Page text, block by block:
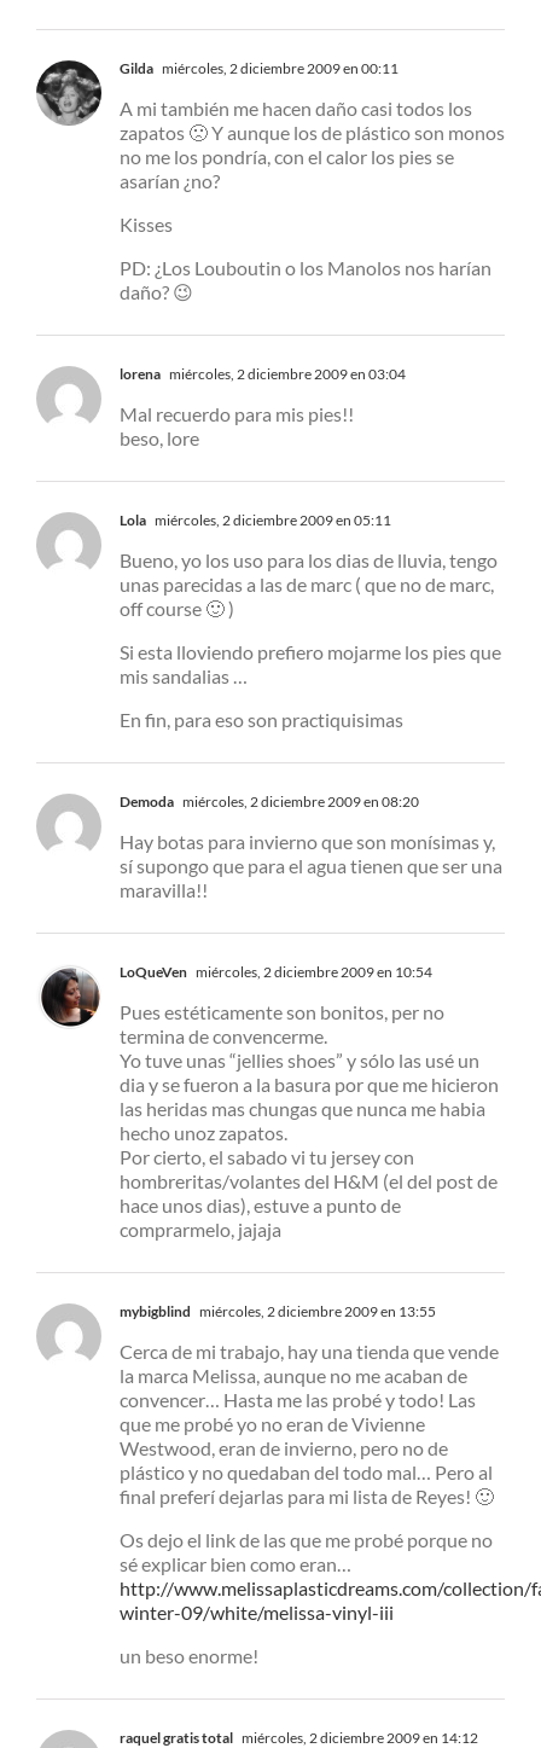
Gilda miércoles, 2 diciembre 2009 en 00:11
A mi también me hacen daño casi todos los
zapatos 🙁 Y aunque los de plástico son monos
no me los pondría, con el calor los pies se
asarían ¿no?
Kisses
PD: ¿Los Louboutin o los Manolos nos harían
daño? 😉
lorena miércoles, 2 diciembre 2009 en 03:04
Mal recuerdo para mis pies!!
beso, lore
Lola miércoles, 2 diciembre 2009 en 05:11
Bueno, yo los uso para los dias de lluvia, tengo
unas parecidas a las de marc ( que no de marc,
off course 🙂 )
Si esta lloviendo prefiero mojarme los pies que
mis sandalias …
En fin, para eso son practiquisimas
Demoda miércoles, 2 diciembre 2009 en 08:20
Hay botas para invierno que son monísimas y,
sí supongo que para el agua tienen que ser una
maravilla!!
LoQueVen miércoles, 2 diciembre 2009 en 10:54
Pues estéticamente son bonitos, per no
termina de convencerme.
Yo tuve unas “jellies shoes” y sólo las usé un
dia y se fueron a la basura por que me hicieron
las heridas mas chungas que nunca me habia
hecho unoz zapatos.
Por cierto, el sabado vi tu jersey con
hombreritas/volantes del H&M (el del post de
hace unos dias), estuve a punto de
comprarmelo, jajaja
mybigblind miércoles, 2 diciembre 2009 en 13:55
Cerca de mi trabajo, hay una tienda que vende
la marca Melissa, aunque no me acaban de
convencer… Hasta me las probé y todo! Las
que me probé yo no eran de Vivienne
Westwood, eran de invierno, pero no de
plástico y no quedaban del todo mal… Pero al
final preferí dejarlas para mi lista de Reyes! 🙂
Os dejo el link de las que me probé porque no
sé explicar bien como eran…
http://www.melissaplasticdreams.com/collection/
winter-09/white/melissa-vinyl-iii
un beso enorme!
raquel gratis total miércoles, 2 diciembre 2009 en 14:12